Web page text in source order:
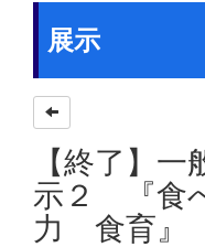
展示
【終了】
示２ 『食
力 食育』